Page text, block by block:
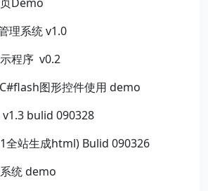
理系统 v1.0
程序 v0.2
图形控件使用 demo
bulid 090328
全站生成html) Bulid 090326
统 demo